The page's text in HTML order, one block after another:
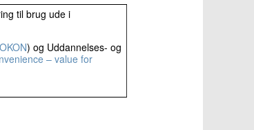
til brug ude i
) og Uddannelses- og
– value for